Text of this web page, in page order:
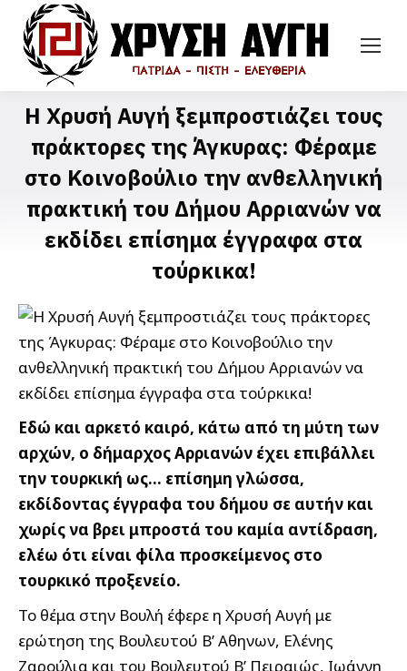
Η Χρυσή Αυγή ξεμπροστιάζει τους
πράκτορες της Άγκυρας: Φέραμε
στο Κοινοβούλιο την ανθελληνική
πρακτική του Δήμου Αρριανών να
εκδίδει επίσημα έγγραφα στα
τούρκικα!
Εδώ και αρκετό καιρό, κάτω από τη μύτη των
αρχών, ο δήμαρχος Αρριανών έχει επιβάλλει
την τουρκική ως… επίσημη γλώσσα,
εκδίδοντας έγγραφα του δήμου σε αυτήν και
χωρίς να βρει μπροστά του καμία αντίδραση,
ελέω ότι είναι φίλα προσκείμενος στο
τουρκικό προξενείο.
Το θέμα στην Βουλή έφερε η Χρυσή Αυγή με
ερώτηση της Βουλευτού Β’ Αθηνων, Ελένης
Ζαρούλια και του Βουλευτού Β’ Πειραιώς, Ιωάννη